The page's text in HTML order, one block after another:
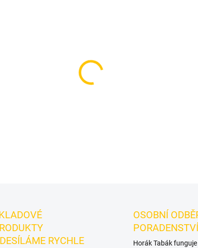
dýmku značky Cosmo
RYCHLE
OSOBNÍ
PORADENSTVÍ
Horák Tabák